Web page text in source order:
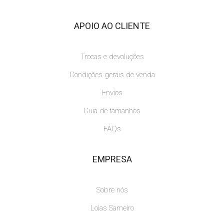
APOIO AO CLIENTE
Trocas e devoluções
Condições gerais de venda
Envios
Guia de tamanhos
FAQs
EMPRESA
Sobre nós
Lojas Sameiro